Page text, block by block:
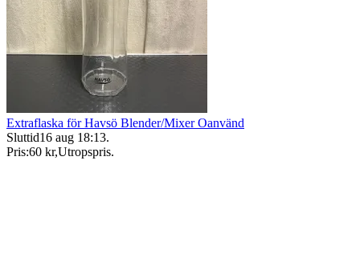
Extraflaska för Havsö Blender/Mixer Oanvänd
Sluttid16 aug 18:13.
Pris:60 kr,Utropspris.